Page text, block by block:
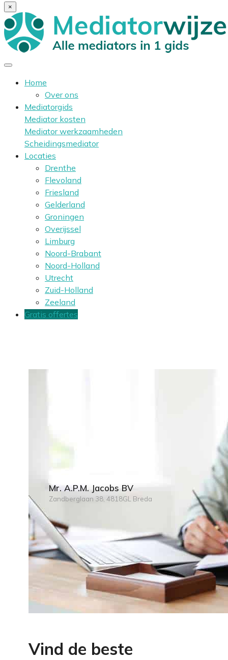
×
Home
Over ons
Mediatorgids
Mediator kosten
Mediator werkzaamheden
Scheidingsmediator
Locaties
Drenthe
Flevoland
Friesland
Gelderland
Groningen
Overijssel
Limburg
Noord-Brabant
Noord-Holland
Utrecht
Zuid-Holland
Zeeland
Gratis offertes
Mr. A.P.M. Jacobs BV
Zandberglaan 38, 4818GL Breda
Vind de beste